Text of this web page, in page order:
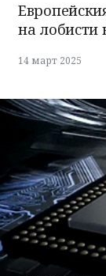
на лобисти
14 март 2025